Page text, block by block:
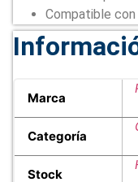
Compatible
Marca
Categoría
Stock